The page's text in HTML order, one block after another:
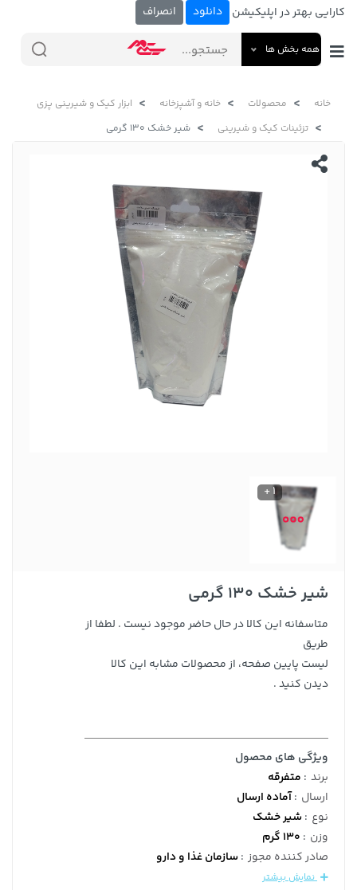
کارایی بهتر در اپلیکیشن دانلود انصراف
همه بخش ها
خانه محصولات خانه و آشپزخانه
ابزار کیک و شیرینی پزی
تزئینات کیک و شیرینی
شیر خشک 130 گرمی
1 +
شیر خشک 130 گرمی
متاسفانه این کالا در حال حاضر موجود نیست . لطفا از
طریق
لیست پایین صفحه، از محصولات مشابه این کالا
دیدن کنید .
ویژگی های محصول
برند : متفرقه
ارسال :آماده ارسال
نوع :شیر خشک
وزن : 130 گرم
صادر کننده مجوز :سازمان غذا و دارو
نمایش بیشتر